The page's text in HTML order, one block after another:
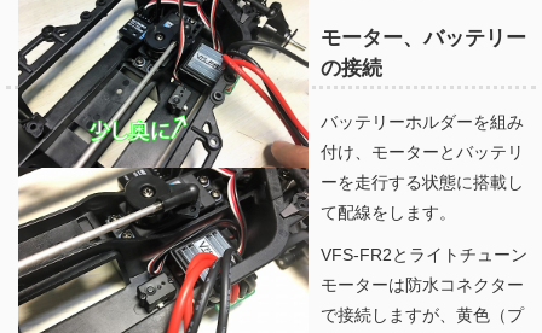
モーター、バッテリー
の接続
バッテリーホルダーを組み
付け、モーターとバッテリ
ーを走行する状態に搭載し
て配線をします。
VFS-FR2とライトチューン
モーターは防水コネクター
で接続しますが、黄色（プ